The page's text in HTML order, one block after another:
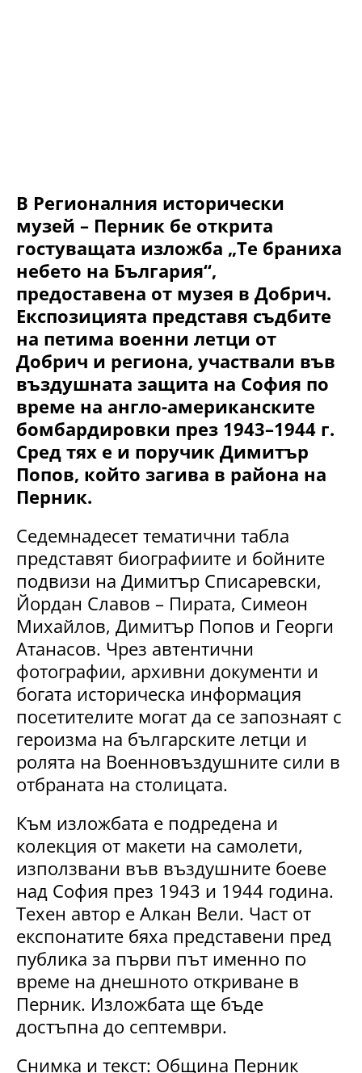
В Регионалния исторически
музей – Перник бе открита
гостуващата изложба „Те браниха
небето на България“,
предоставена от музея в Добрич.
Експозицията представя съдбите
на петима военни летци от
Добрич и региона, участвали във
въздушната защита на София по
време на англо-американските
бомбардировки през 1943–1944 г.
Сред тях е и поручик Димитър
Попов, който загива в района на
Перник.
Седемнадесет тематични табла
представят биографиите и бойните
подвизи на Димитър Списаревски,
Йордан Славов – Пирата, Симеон
Михайлов, Димитър Попов и Георги
Атанасов. Чрез автентични
фотографии, архивни документи и
богата историческа информация
посетителите могат да се запознаят с
героизма на българските летци и
ролята на Военновъздушните сили в
отбраната на столицата.
Към изложбата е подредена и
колекция от макети на самолети,
използвани във въздушните боеве
над София през 1943 и 1944 година.
Техен автор е Алкан Вели. Част от
експонатите бяха представени пред
публика за първи път именно по
време на днешното откриване в
Перник. Изложбата ще бъде
достъпна до септември.
Снимка и текст: Община Перник